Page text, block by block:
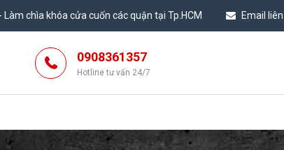
Làm chìa khóa cửa cuốn các quận tại Tp.HCM Email
0908361357
Hotline tư vấn 24/7